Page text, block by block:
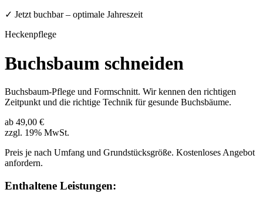
✓ Jetzt buchbar – optimale Jahreszeit
Heckenpflege
Buchsbaum schneiden
Buchsbaum-Pflege und Formschnitt. Wir kennen den richtigen
Zeitpunkt und die richtige Technik für gesunde Buchsbäume.
ab 49,00 €
zzgl. 19% MwSt.
Preis je nach Umfang und Grundstücksgröße. Kostenloses Angebot
anfordern.
Enthaltene Leistungen: